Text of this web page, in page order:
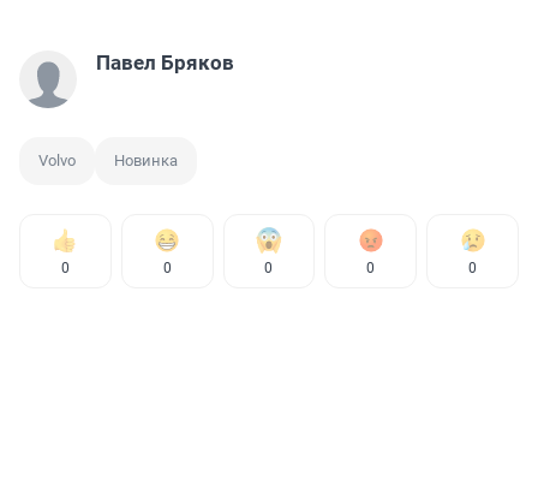
Павел Бряков
Volvo Новинка
0 0 0 0 0